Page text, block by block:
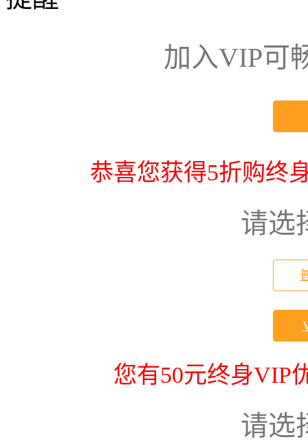
加入VIP可
恭喜您获得5折购终
请选
您有50元终身VIP
请选